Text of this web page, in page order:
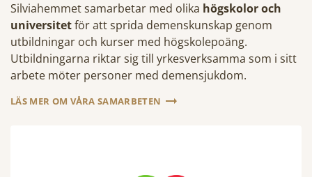
Silviahemmet samarbetar med olika högskolor och
universitetför att sprida demenskunskap genom
utbildningar och kurser med högskolepoäng.
Utbildningarna riktar sig till yrkesverksamma som i sitt
arbete möter personer med demensjukdom.
LÄS MER OM VÅRA SAMARBETEN